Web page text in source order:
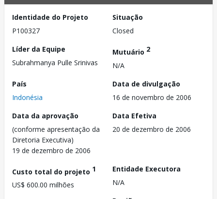
Identidade do Projeto
P100327
Situação
Closed
Líder da Equipe
Subrahmanya Pulle Srinivas
Mutuário 2
N/A
País
Indonésia
Data de divulgação
16 de novembro de 2006
Data da aprovação
(conforme apresentação da
Diretoria Executiva)
19 de dezembro de 2006
Data Efetiva
20 de dezembro de 2006
Custo total do projeto 1
US$ 600.00 milhões
Entidade Executora
N/A